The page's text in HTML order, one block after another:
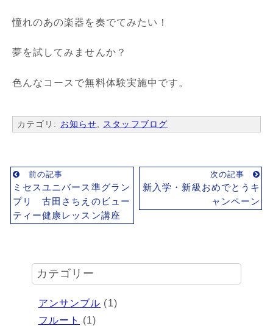
憧れのあの楽器を奏でてみたい！
夢を試してみませんか？
色んなコースで無料体験実施中です。
カテゴリ: お知らせ スタッフブログ
前の記事
ミセスユニバース準グラン
プリ 古田さちえのビュー
ティー健康レッスン講座
次の記事
新入学・新級おめでとうキ
ャンペーン
カテゴリー
アンサンブル (1)
フルート
(1)